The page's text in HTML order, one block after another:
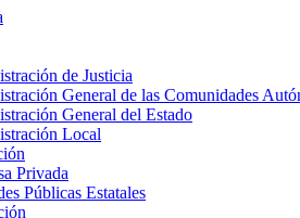
de Justicia
General de las Comunidades
General del Estado
Local
Privada
Públicas Estatales